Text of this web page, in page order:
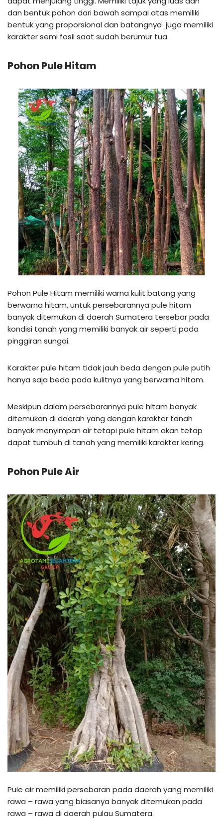
dan bentuk pohon dari bawah sampai atas memiliki
bentuk yang proporsional dan batangnya juga memiliki
karakter semi fosil saat sudah berumur tua.
Pohon Pule Hitam
Pohon Pule Hitam memiliki warna kulit batang yang
berwarna hitam, untuk persebarannya pule hitam
banyak ditemukan di daerah Sumatera tersebar pada
kondisi tanah yang memiliki banyak air seperti pada
pinggiran sungai.
Karakter pule hitam tidak jauh beda dengan pule putih
hanya saja beda pada kulitnya yang berwarna hitam.
Meskipun dalam persebarannya pule hitam banyak
ditemukan di daerah yang dengan karakter tanah
banyak menyimpan air tetapi pule hitam akan tetap
dapat tumbuh di tanah yang memiliki karakter kering.
Pohon Pule Air
Pule air memiliki persebaran pada daerah yang memiliki
rawa – rawa yang biasanya banyak ditemukan pada
rawa – rawa di daerah pulau Sumatera.